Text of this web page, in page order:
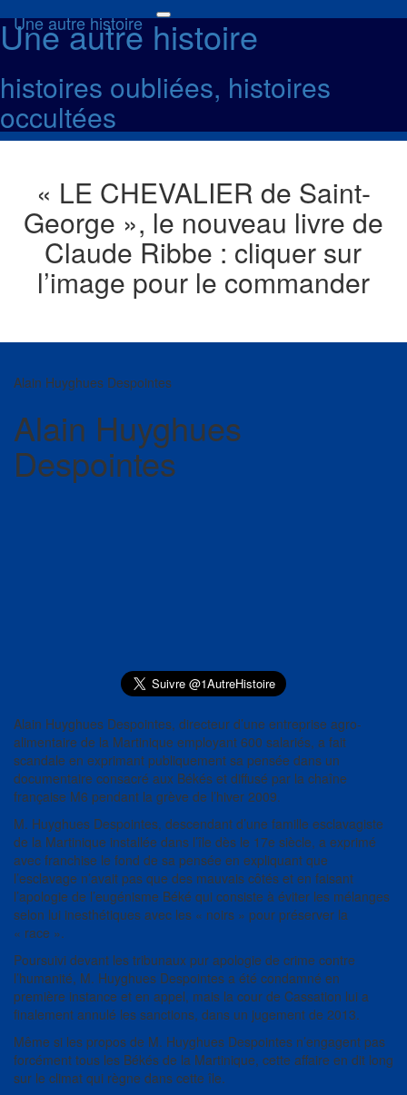
Toggle
navigation
Une autre histoire
Une autre histoire
histoires oubliées, histoires
occultées
« LE CHEVALIER de Saint-
George », le nouveau livre de
Claude Ribbe : cliquer sur
l’image pour le commander
Alain Huyghues Despointes
Alain Huyghues
Despointes
Alain Huyghues Despointes, directeur d’une entreprise agro-
alimentaire de la Martinique employant 600 salariés, a fait
scandale en exprimant publiquement sa pensée dans un
documentaire consacré aux Békés et diffusé par la chaîne
française M6 pendant la grève de l’hiver 2009.
M. Huyghues Despointes, descendant d’une famille esclavagiste
de la Martinique installée dans l’île dès le 17e siècle, a exprimé
avec franchise le fond de sa pensée en expliquant que
l’esclavage n’avait pas que des mauvais côtés et en faisant
l’apologie de l’eugénisme Béké qui consiste à éviter les mélanges
selon lui inesthétiques avec les « noirs » pour préserver la
« race ».
Poursuivi devant les tribunaux pur apologie de crime contre
l’humanité, M. Huyghues Despointes a été condamné en
première instance et en appel, mais la cour de Cassation lui a
finalement annulé les sanctions, dans un jugement de 2013.
Même si les propos de M. Huyghues Despointes n’engagent pas
forcément tous les Békés de la Martinique, cette affaire en dit long
sur le climat qui règne dans cette île.